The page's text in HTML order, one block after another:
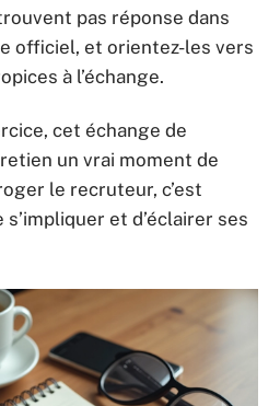
pas réponse dans
officiel, et orientez-les vers
à l’échange.
cet échange de
un vrai moment de
le recruteur, c’est
et d’éclairer ses